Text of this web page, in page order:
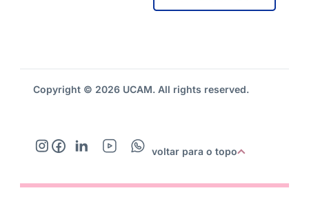
Copyright © 2026 UCAM. All rights reserved.
voltar para o topo